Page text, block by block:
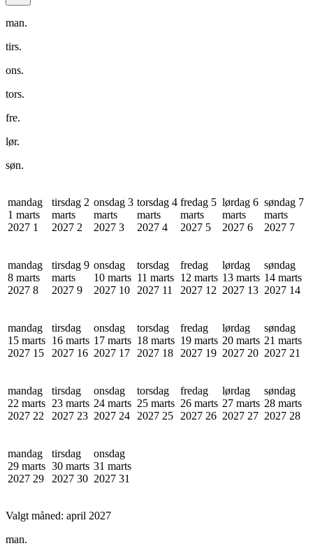
man.
tirs.
ons.
tors.
fre.
lør.
søn.
mandag
1 marts
2027 1
tirsdag 2
marts
2027 2
onsdag 3
marts
2027 3
torsdag 4
marts
2027 4
fredag 5
marts
2027 5
lørdag 6
marts
2027 6
søndag 7
marts
2027 7
mandag
8 marts
2027 8
tirsdag 9
marts
2027 9
onsdag
10 marts
2027 10
torsdag
11 marts
2027 11
fredag
12 marts
2027 12
lørdag
13 marts
2027 13
søndag
14 marts
2027 14
mandag
15 marts
2027 15
tirsdag
16 marts
2027 16
onsdag
17 marts
2027 17
torsdag
18 marts
2027 18
fredag
19 marts
2027 19
lørdag
20 marts
2027 20
søndag
21 marts
2027 21
mandag
22 marts
2027 22
tirsdag
23 marts
2027 23
onsdag
24 marts
2027 24
torsdag
25 marts
2027 25
fredag
26 marts
2027 26
lørdag
27 marts
2027 27
søndag
28 marts
2027 28
mandag
29 marts
2027 29
tirsdag
30 marts
2027 30
onsdag
31 marts
2027 31
Valgt måned: april 2027
man.